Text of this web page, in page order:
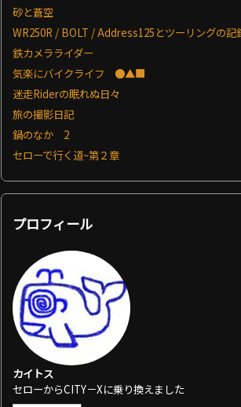
砂と蒼空
WR250R / BOLT / Address125とツーリングの記
鉄カメラライダー
気楽にバイクライフ ●▲■
迷走Riderの眠れぬ日々
旅の撮影日記
鍋のなか 2
セローで行く道~第２章
プロフィール
カイトス
セローからCITY－Xに乗り換えました